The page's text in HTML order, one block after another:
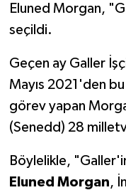
Eluned Morgan,
seçildi.
Geçen ay Galler
Mayıs 2021'den bu
görev yapan
(Senedd) 28
Böylelikle,
Eluned Morgan,